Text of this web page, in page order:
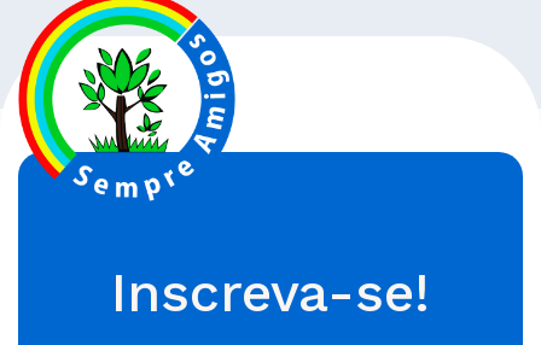
Inscreva-se!